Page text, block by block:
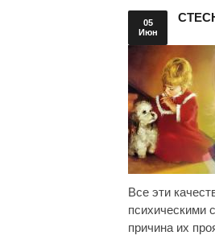
05
Июн
Все эти
психическими
причина их